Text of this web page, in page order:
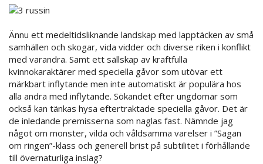
Ännu ett medeltidsliknande landskap med lapptäcken av små
samhällen och skogar, vida vidder och diverse riken i konflikt
med varandra. Samt ett sällskap av kraftfulla
kvinnokaraktärer med speciella gåvor som utövar ett
märkbart inflytande men inte automatiskt är populära hos
alla andra med inflytande. Sökandet efter ungdomar som
också kan tänkas hysa eftertraktade speciella gåvor. Det är
de inledande premisserna som naglas fast. Nämnde jag
något om monster, vilda och våldsamma varelser i ”Sagan
om ringen”-klass och generell brist på subtilitet i förhållande
till övernaturliga inslag?